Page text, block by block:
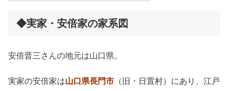
◆実家・安倍家の家系図
安倍晋三さんの地元は山口県。
実家の安倍家は山口県長門市 （旧・日置村）にあり、江戸